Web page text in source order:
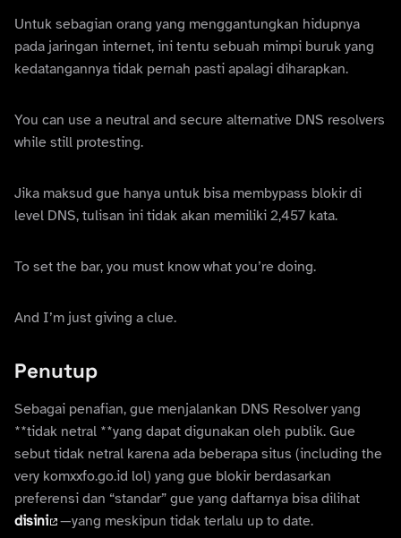
Untuk sebagian orang yang menggantungkan hidupnya
pada jaringan internet, ini tentu sebuah mimpi buruk yang
kedatangannya tidak pernah pasti apalagi diharapkan.
You can use a neutral and secure alternative DNS resolvers
while still protesting.
Jika maksud gue hanya untuk bisa membypass blokir di
level DNS, tulisan ini tidak akan memiliki 2,457 kata.
To set the bar, you must know what you’re doing.
And I’m just giving a clue.
Penutup
Sebagai penafian, gue menjalankan DNS Resolver yang
**tidak netral **yang dapat digunakan oleh publik. Gue
sebut tidak netral karena ada beberapa situs (including the
very komxxfo.go.id lol) yang gue blokir berdasarkan
preferensi dan “standar” gue yang daftarnya bisa dilihat
disini
—yang meskipun tidak terlalu up to date.